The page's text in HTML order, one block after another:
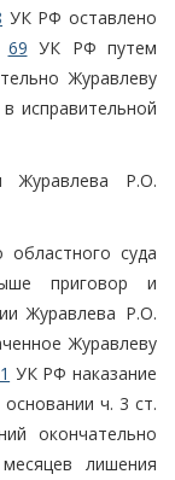
УК РФ оставлено
69 УК РФ путем
Журавлеву
исправительной
Журавлева Р.О.
областного суда
приговор и
Журавлева Р.О.
Журавлеву
УК РФ наказание
ч. 3 ст.
окончательно
лишения